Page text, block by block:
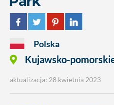
Polska
Kujawsko-
aktualizacja: 28 kwietnia 2023